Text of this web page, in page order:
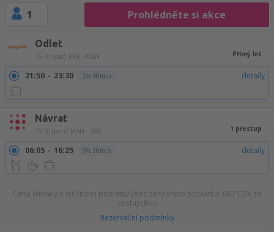
1 Prohlédněte si akce
Odlet
16 říj (pát) KRK - MAN Přímý let
21:50 23:30 2h 40min detaily
Návrat
19 říj (pon) MAN - KRK 1 přestup
06:05 16:25 9h 20min detaily
Cena letenky s letištními poplatky (bez servisního poplatku: 667 CZK za
cestujícího)
Rezervační podmínky